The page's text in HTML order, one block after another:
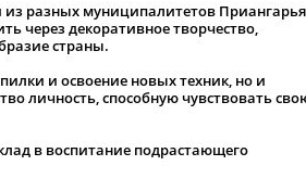
из разных муниципалитетов Приангарья
через декоративное творчество,
страны.
и освоение новых техник, но и
личность, способную чувствовать
в воспитание подрастающего